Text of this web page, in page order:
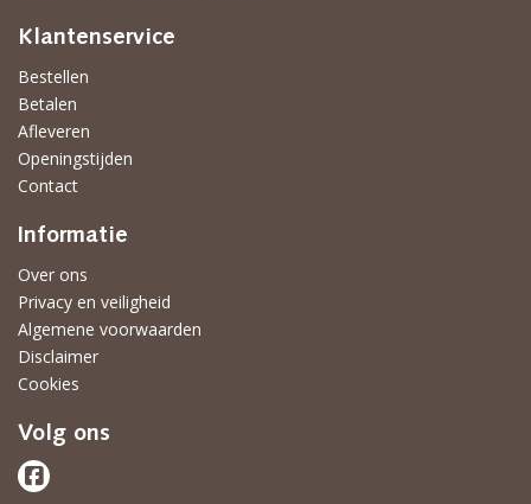
Klantenservice
Bestellen
Betalen
Afleveren
Openingstijden
Contact
Informatie
Over ons
Privacy en veiligheid
Algemene voorwaarden
Disclaimer
Cookies
Volg ons